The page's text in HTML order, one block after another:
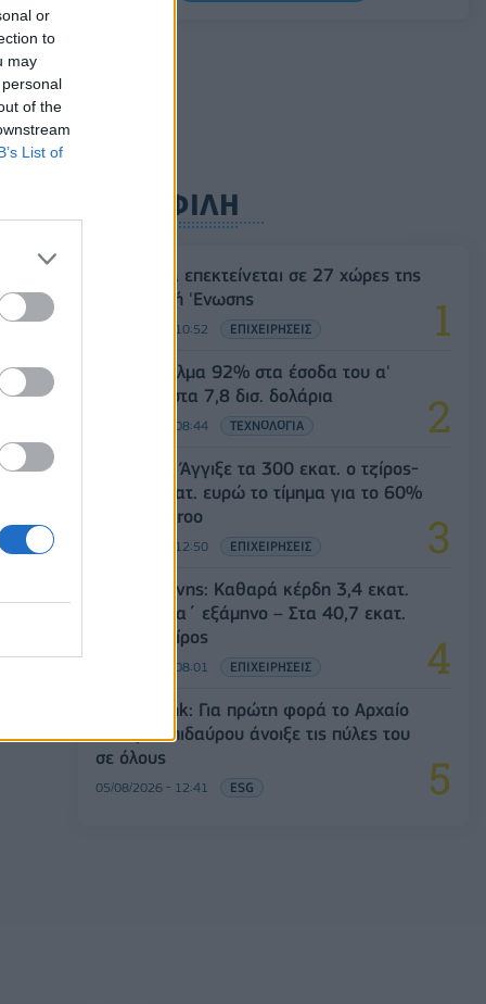
or
to
may
of the
List of
ΔΗΜΟΦΙΛΗ
Η Vendora επεκτείνεται σε 27 χώρες της
Ευρωπαϊκή 'Ενωσης
05/08/2026 - 10:52 ΕΠΙΧΕΙΡΗΣΕΙΣ
SpaceX: Άλμα 92% στα έσοδα του α'
τριμήνου στα 7,8 δισ. δολάρια
05/08/2026 - 08:44 ΤΕΧΝΟΛΟΓΙΑ
Evergood: Άγγιξε τα 300 εκατ. ο τζίρος-
Στα 10 εκατ. ευρώ το τίμημα για το 60%
του Jackaroo
05/08/2026 - 12:50 ΕΠΙΧΕΙΡΗΣΕΙΣ
Παπουτσάνης: Καθαρά κέρδη 3,4 εκατ.
ευρώ στο α΄ εξάμηνο – Στα 40,7 εκατ.
ευρώ ο τζίρος
05/08/2026 - 08:01 ΕΠΙΧΕΙΡΗΣΕΙΣ
Alpha Bank: Για πρώτη φορά το Αρχαίο
Θέατρο Επιδαύρου άνοιξε τις πύλες του
σε όλους
05/08/2026 - 12:41 ESG